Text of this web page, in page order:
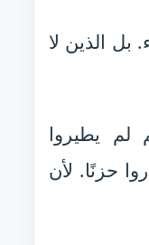
الذين لا
لم يطيروا
حزنًا. لأن